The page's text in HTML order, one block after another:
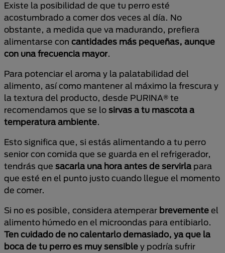
Existe la posibilidad de que tu perro esté
acostumbrado a comer dos veces al día. No
obstante, a medida que va madurando, prefiera
alimentarse con cantidades más pequeñas, aunque
con una frecuencia mayor.
Para potenciar el aroma y la palatabilidad del
alimento, así como mantener al máximo la frescura y
la textura del producto, desde PURINA® te
recomendamos que se lo sirvas a tu mascota a
temperatura ambiente.
Esto significa que, si estás alimentando a tu perro
senior con comida que se guarda en el refrigerador,
tendrás que sacarla una hora antes de servirla para
que esté en el punto justo cuando llegue el momento
de comer.
Si no es posible, considera atemperar brevemente el
alimento húmedo en el microondas para entibiarlo.
Ten cuidado de no calentarlo demasiado, ya que la
boca de tu perro es muy sensible y podría sufrir